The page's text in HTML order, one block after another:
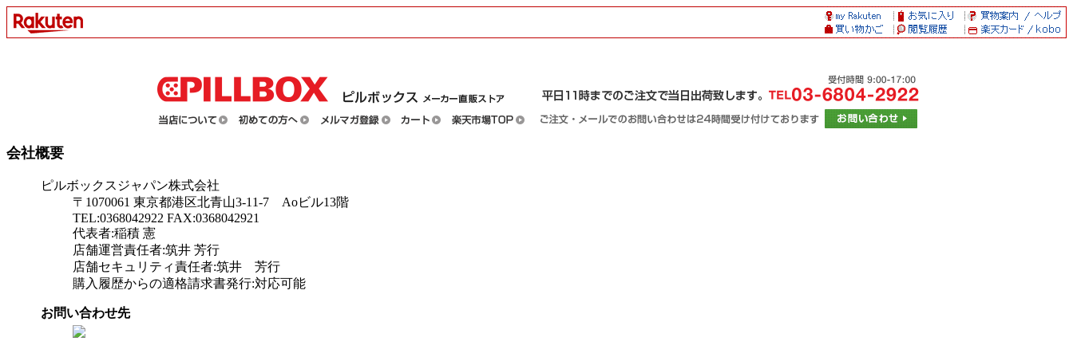
会社概要
ピルボックスジャパン株式会社
〒1070061 東京都港区北青山3-11-7 Aoビル13階
TEL:0368042922 FAX:0368042921
代表者:稲積 憲
店舗運営責任者:筑井 芳行
店舗セキュリティ責任者:筑井 芳行
購入履歴からの適格請求書発行:対応可能
お問い合わせ先